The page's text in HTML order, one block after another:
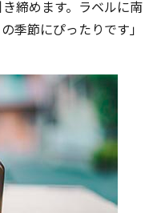
締めます。ラベルに南
季節にぴったりです」